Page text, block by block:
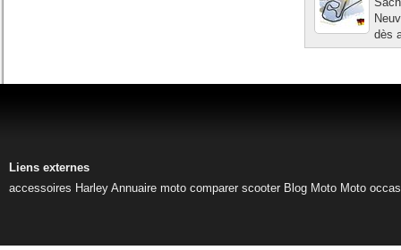
dès
Liens externes
accessoires Harley Annuaire moto comparer scooter Blog Moto Moto